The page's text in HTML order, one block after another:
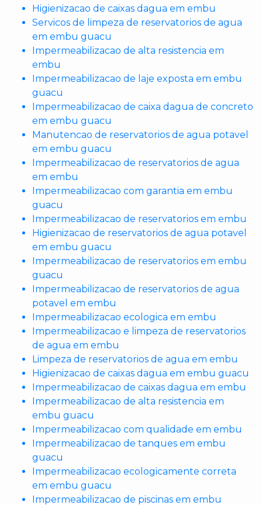
Higienizacao de caixas dagua em embu
Servicos de limpeza de reservatorios de agua
em embu guacu
Impermeabilizacao de alta resistencia em
embu
Impermeabilizacao de laje exposta em embu
guacu
Impermeabilizacao de caixa dagua de concreto
em embu guacu
Manutencao de reservatorios de agua potavel
em embu guacu
Impermeabilizacao de reservatorios de agua
em embu
Impermeabilizacao com garantia em embu
guacu
Impermeabilizacao de reservatorios em embu
Higienizacao de reservatorios de agua potavel
em embu guacu
Impermeabilizacao de reservatorios em embu
guacu
Impermeabilizacao de reservatorios de agua
potavel em embu
Impermeabilizacao ecologica em embu
Impermeabilizacao e limpeza de reservatorios
de agua em embu
Limpeza de reservatorios de agua em embu
Higienizacao de caixas dagua em embu guacu
Impermeabilizacao de caixas dagua em embu
Impermeabilizacao de alta resistencia em
embu guacu
Impermeabilizacao com qualidade em embu
Impermeabilizacao de tanques em embu
guacu
Impermeabilizacao ecologicamente correta
em embu guacu
Impermeabilizacao de piscinas em embu